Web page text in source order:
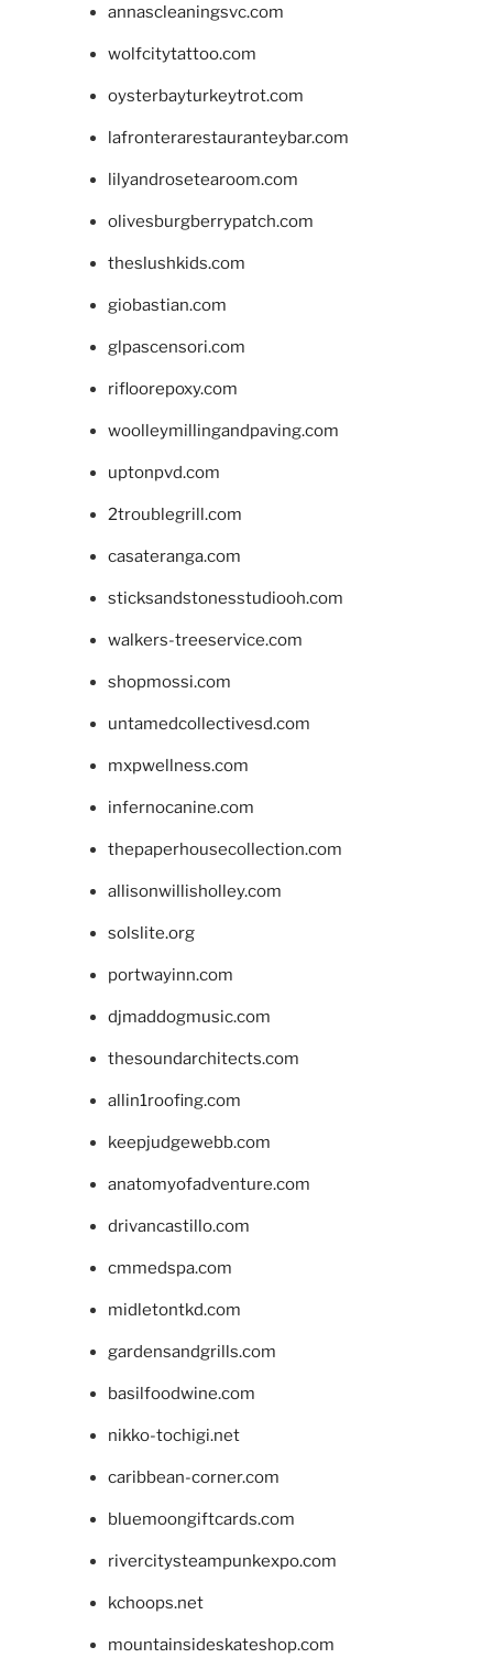
annascleaningsvc.com
wolfcitytattoo.com
oysterbayturkeytrot.com
lafronterarestauranteybar.com
lilyandrosetearoom.com
olivesburgberrypatch.com
theslushkids.com
giobastian.com
glpascensori.com
rifloorepoxy.com
woolleymillingandpaving.com
uptonpvd.com
2troublegrill.com
casateranga.com
sticksandstonesstudiooh.com
walkers-treeservice.com
shopmossi.com
untamedcollectivesd.com
mxpwellness.com
infernocanine.com
thepaperhousecollection.com
allisonwillisholley.com
solslite.org
portwayinn.com
djmaddogmusic.com
thesoundarchitects.com
allin1roofing.com
keepjudgewebb.com
anatomyofadventure.com
drivancastillo.com
cmmedspa.com
midletontkd.com
gardensandgrills.com
basilfoodwine.com
nikko-tochigi.net
caribbean-corner.com
bluemoongiftcards.com
rivercitysteampunkexpo.com
kchoops.net
mountainsideskateshop.com